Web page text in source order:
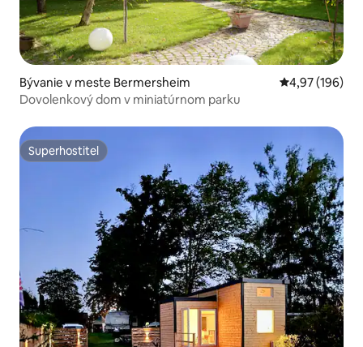
Bývanie v meste Bermersheim Priemerné
4,97 (196)
Dovolenkový dom v miniatúrnom parku
Superhostiteľ
Superhostiteľ